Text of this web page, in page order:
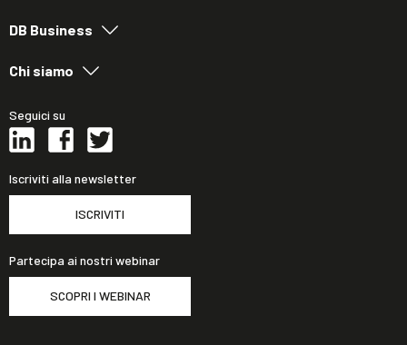
DB Business
Chi siamo
Seguici su
Iscriviti alla newsletter
ISCRIVITI
Partecipa ai nostri webinar
SCOPRI I WEBINAR